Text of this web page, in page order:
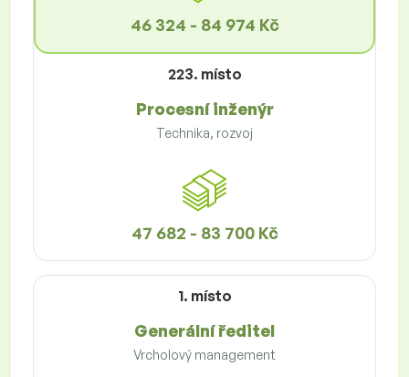
46 324 - 84 974 Kč
223. místo
Procesní inženýr
Technika, rozvoj
47 682 - 83 700 Kč
1. místo
Generální ředitel
Vrcholový management